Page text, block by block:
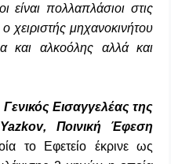
είναι πολλαπλάσιοι στις
χειριστής μηχανοκινήτου
και αλκοόλης αλλά και
Γενικός Εισαγγελέας της
Yazkov, Ποινική Έφεση
το Εφετείο έκρινε ως